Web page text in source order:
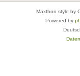
Maxthon style by
Powered by